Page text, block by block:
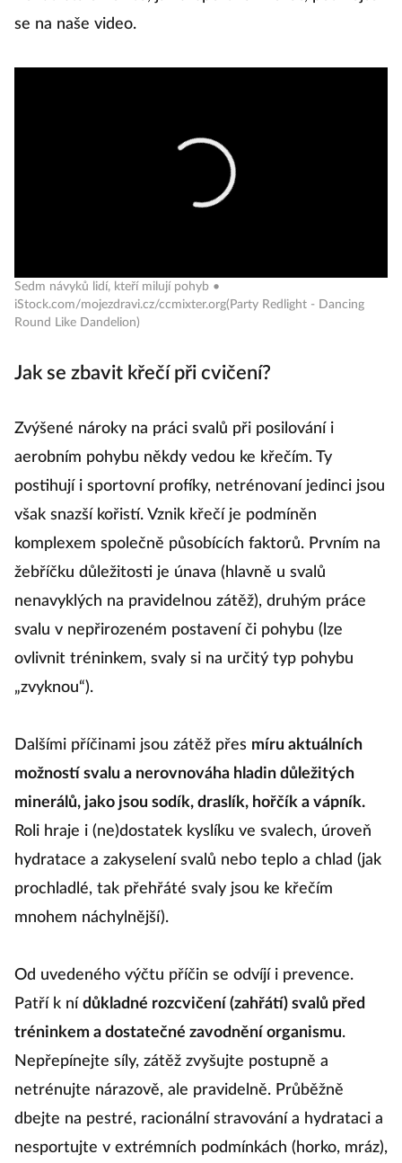
se na naše video.
Sedm návyků lidí, kteří milují pohyb •
iStock.com/mojezdravi.cz/ccmixter.org(Party Redlight - Dancing
Round Like Dandelion)
Jak se zbavit křečí při cvičení?
Zvýšené nároky na práci svalů při posilování i
aerobním pohybu někdy vedou ke křečím. Ty
postihují i sportovní profíky, netrénovaní jedinci jsou
však snazší kořistí. Vznik křečí je podmíněn
komplexem společně působících faktorů. Prvním na
žebříčku důležitosti je únava (hlavně u svalů
nenavyklých na pravidelnou zátěž), druhým práce
svalu v nepřirozeném postavení či pohybu (lze
ovlivnit tréninkem, svaly si na určitý typ pohybu
„zvyknou“).
Dalšími příčinami jsou zátěž přes míru aktuálních
možností svalu a nerovnováha hladin důležitých
minerálů, jako jsou sodík, draslík, hořčík a vápník.
Roli hraje i (ne)dostatek kyslíku ve svalech, úroveň
hydratace a zakyselení svalů nebo teplo a chlad (jak
prochladlé, tak přehřáté svaly jsou ke křečím
mnohem náchylnější).
Od uvedeného výčtu příčin se odvíjí i prevence.
Patří k ní důkladné rozcvičení (zahřátí) svalů před
tréninkem a dostatečné zavodnění organismu.
Nepřepínejte síly, zátěž zvyšujte postupně a
netrénujte nárazově, ale pravidelně. Průběžně
dbejte na pestré, racionální stravování a hydrataci a
nesportujte v extrémních podmínkách (horko, mráz),